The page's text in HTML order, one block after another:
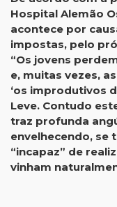
Hospital Alemão
acontece por
impostas, pelo
“Os jovens
e, muitas vezes,
‘os improdutivos
Leve. Contudo
traz profunda
envelhecendo, se
“incapaz” de
vinham